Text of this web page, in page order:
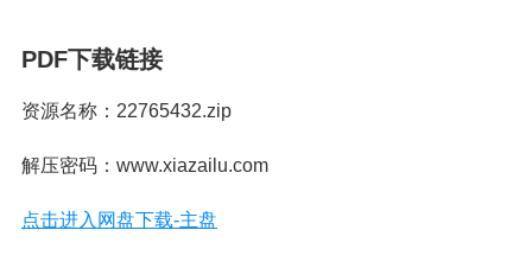
PDF下载链接
资源名称：22765432.zip
解压密码：www.xiazailu.com
点击进入网盘下载-主盘